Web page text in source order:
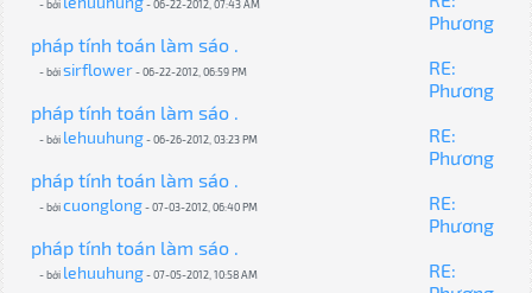
- bởi - 06-22-2012, 07:43 AM
Phương
pháp tính toán làm sáo .
- bởisirflower- 06-22-2012, 06:59 PM
RE:
Phương
pháp tính toán làm sáo .
- bởi lehuuhung- 06-26-2012, 03:23 PM
RE:
Phương
pháp tính toán làm sáo .
- bởicuonglong- 07-03-2012, 06:40 PM
RE:
Phương
pháp tính toán làm sáo .
- bởi lehuuhung- 07-05-2012, 10:58 AM
RE: